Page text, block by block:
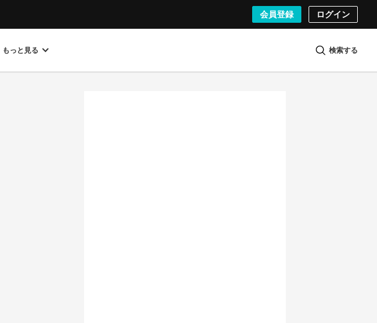
会員登録 ログイン
もっと見る 検索する